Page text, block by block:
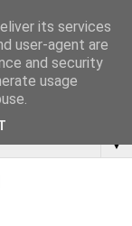
▼
its services
user-agent are
and security
usage